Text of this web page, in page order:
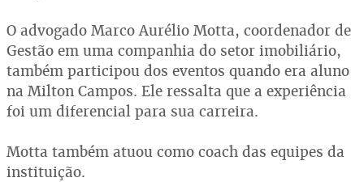
O advogado Marco Aurélio Motta, coordenador de
Gestão em uma companhia do setor imobiliário,
também participou dos eventos quando era aluno
na Milton Campos. Ele ressalta que a experiência
foi um diferencial para sua carreira.
Motta também atuou como coach das equipes da
instituição.